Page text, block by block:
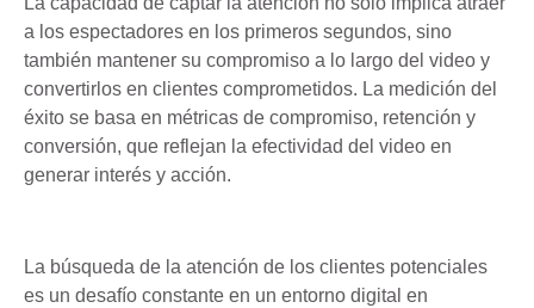
a los espectadores en los primeros segundos, sino
también mantener su compromiso a lo largo del video y
convertirlos en clientes comprometidos. La medición del
éxito se basa en métricas de compromiso, retención y
conversión, que reflejan la efectividad del video en
generar interés y acción.
La búsqueda de la atención de los clientes potenciales
es un desafío constante en un entorno digital en